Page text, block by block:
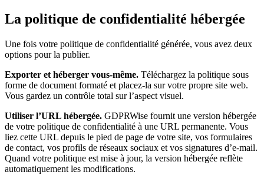
La politique de confidentialité hébergée
Une fois votre politique de confidentialité générée, vous avez deux
options pour la publier.
Exporter et héberger vous-même. Téléchargez la politique sous
forme de document formaté et placez-la sur votre propre site web.
Vous gardez un contrôle total sur l’aspect visuel.
Utiliser l’URL hébergée. GDPRWise fournit une version hébergée
de votre politique de confidentialité à une URL permanente. Vous
liez cette URL depuis le pied de page de votre site, vos formulaires
de contact, vos profils de réseaux sociaux et vos signatures d’e-mail.
Quand votre politique est mise à jour, la version hébergée reflète
automatiquement les modifications.